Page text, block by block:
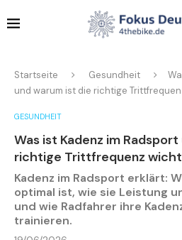
Startseite Gesundheit
und warum ist die richtige
GESUNDHEIT
Was ist Kadenz im
richtige Trittfrequenz
Kadenz im Radsport erklärt:
optimal ist, wie sie Leistung
und wie Radfahrer ihre
trainieren.